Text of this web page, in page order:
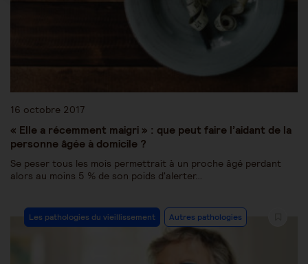
16 octobre 2017
« Elle a récemment maigri » : que peut faire l’aidant de la
personne âgée à domicile ?
Se peser tous les mois permettrait à un proche âgé perdant
alors au moins 5 % de son poids d'alerter…
Les pathologies du vieillissement Autres pathologies